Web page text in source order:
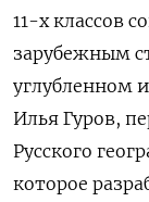
11-х классов
зарубежным
углубленном
Илья Гуров,
Русского
которое